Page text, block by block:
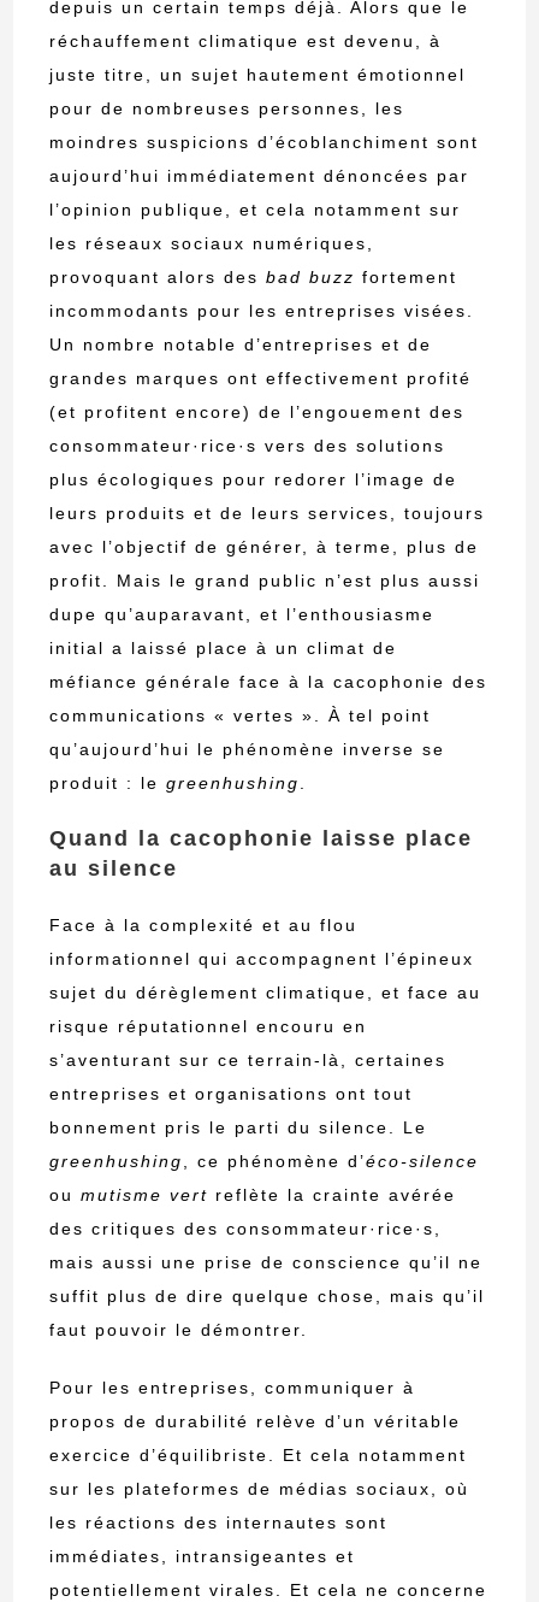
depuis un certain temps déjà. Alors que le
réchauffement climatique est devenu, à
juste titre, un sujet hautement émotionnel
pour de nombreuses personnes, les
moindres suspicions d’écoblanchiment sont
aujourd’hui immédiatement dénoncées par
l’opinion publique, et cela notamment sur
les réseaux sociaux numériques,
provoquant alors desbad buzz fortement
incommodants pour les entreprises visées.
Un nombre notable d’entreprises et de
grandes marques ont effectivement profité
(et profitent encore) de l’engouement des
consommateur·rice·s vers des solutions
plus écologiques pour redorer l’image de
leurs produits et de leurs services, toujours
avec l’objectif de générer, à terme, plus de
profit. Mais le grand public n’est plus aussi
dupe qu’auparavant, et l’enthousiasme
initial a laissé place à un climat de
méfiance générale face à la cacophonie des
communications « vertes ». À tel point
qu’aujourd’hui le phénomène inverse se
produit : legreenhushing
Quand la cacophonie laisse place
au silence
Face à la complexité et au flou
informationnel qui accompagnent l’épineux
sujet du dérèglement climatique, et face au
risque réputationnel encouru en
s’aventurant sur ce terrain-là, certaines
entreprises et organisations ont tout
bonnement pris le parti du silence. Le
greenhushing
, ce phénomène d’éco-silence
oumutisme vert reflète la crainte avérée
des critiques des consommateur·rice·s,
mais aussi une prise de conscience qu’il ne
suffit plus de dire quelque chose, mais qu’il
faut pouvoir le démontrer.
Pour les entreprises, communiquer à
propos de durabilité relève d’un véritable
exercice d’équilibriste. Et cela notamment
sur les plateformes de médias sociaux, où
les réactions des internautes sont
immédiates, intransigeantes et
potentiellement virales. Et cela ne concerne